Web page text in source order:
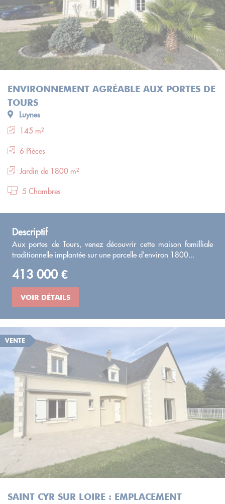
ENVIRONNEMENT AGRÉABLE AUX PORTES DE
TOURS
Luynes
145 m²
6 Pièces
Jardin de 1800 m²
5 Chambres
Descriptif
Aux portes de Tours, venez découvrir cette maison familliale
traditionnelle implantée sur une parcelle d'environ 1800...
413 000 €
VOIR DÉTAILS
VENTE
SAINT CYR SUR LOIRE : EMPLACEMENT